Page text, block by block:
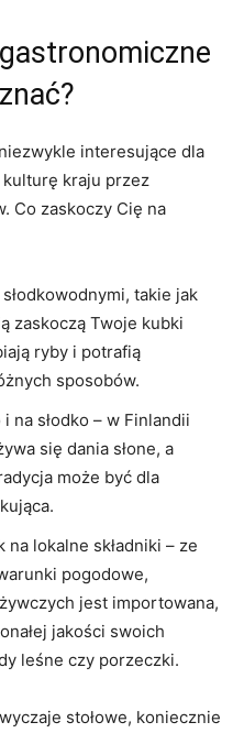
interesujące dla
kraju przez
Co⁤ zaskoczy⁤ Cię na
takie⁢ jak
zaskoczą Twoje kubki
ryby i potrafią
sposobów.
‌na słodko‌ – w Finlandii
się dania słone, a
może być dla
na lokalne składniki ⁤– ze
pogodowe,​
jest importowana,​
jakości swoich⁤
leśne czy porzeczki.
stołowe, koniecznie